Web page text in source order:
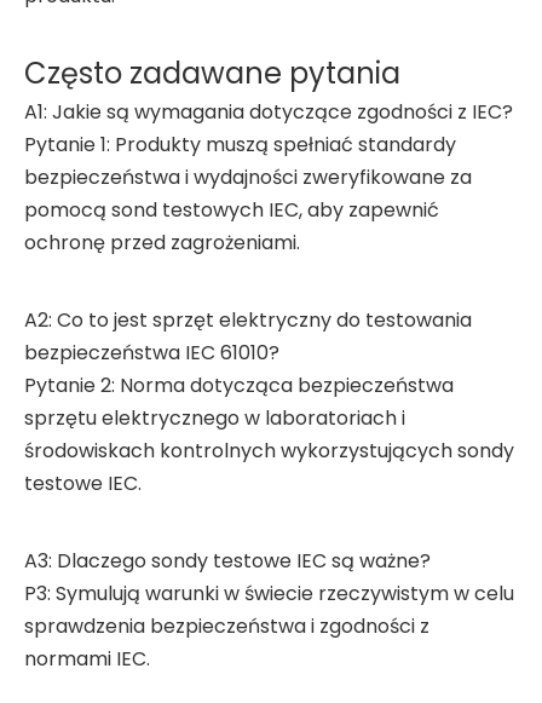
Często zadawane pytania
A1: Jakie są wymagania dotyczące zgodności z IEC?
Pytanie 1: Produkty muszą spełniać standardy
bezpieczeństwa i wydajności zweryfikowane za
pomocą sond testowych IEC, aby zapewnić
ochronę przed zagrożeniami.
A2: Co to jest sprzęt elektryczny do testowania
bezpieczeństwa IEC 61010?
Pytanie 2: Norma dotycząca bezpieczeństwa
sprzętu elektrycznego w laboratoriach i
środowiskach kontrolnych wykorzystujących sondy
testowe IEC.
A3: Dlaczego sondy testowe IEC są ważne?
P3: Symulują warunki w świecie rzeczywistym w celu
sprawdzenia bezpieczeństwa i zgodności z
normami IEC.